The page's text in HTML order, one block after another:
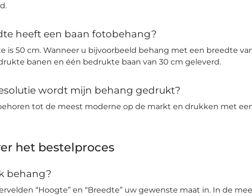
heeft een baan fotobehang?
is 50 cm. Wanneer u bijvoorbeeld behang met een breedte
banen en één bedrukte baan van 30 cm geleverd.
wordt mijn behang gedrukt?
tot de meest moderne op de markt en drukken met
het bestelproces
behang?
“Hoogte” en “Breedte” uw gewenste maat in. In de